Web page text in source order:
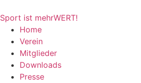
Inhalt
springen
Sport ist mehrWERT!
Home
Verein
Mitglieder
Downloads
Presse